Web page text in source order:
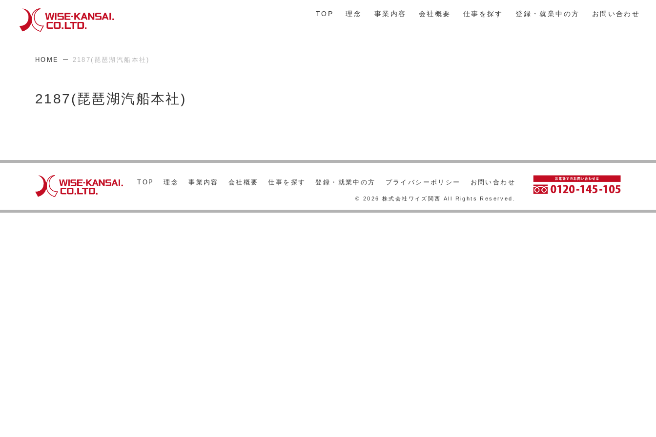
TOP 理念 事業内容 会社概要 仕事を探す 登録・就業中の方 お問い合わせ
HOME 2187(琵琶湖汽船本社)
2187(琵琶湖汽船本社)
TOP 理念 事業内容 会社概要 仕事を探す 登録・就業中の方 プライバシーポリシー お問い合わせ
© 2026 株式会社ワイズ関西 All Rights Reserved.